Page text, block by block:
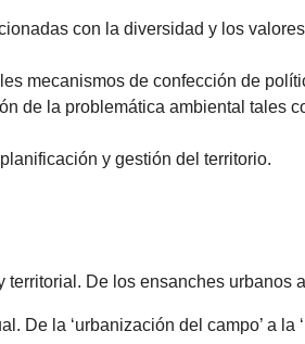
con la diversidad y los
mecanismos de confección de
de la problemática ambiental tales
y gestión del territorio.
De los ensanches urbanos
De la ‘urbanización del campo’ a la